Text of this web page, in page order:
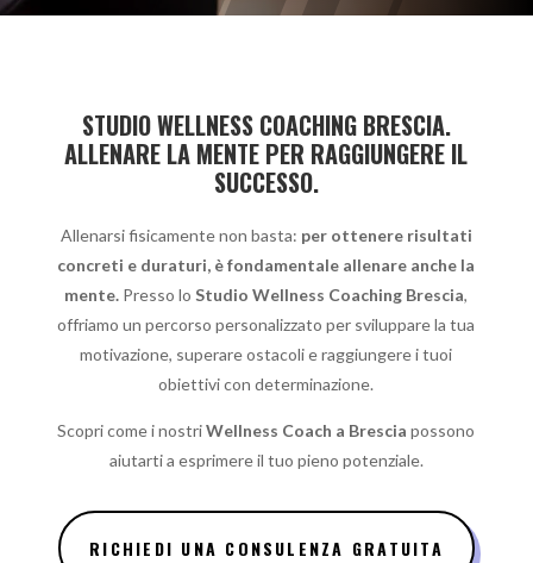
STUDIO WELLNESS COACHING BRESCIA.
ALLENARE LA MENTE PER RAGGIUNGERE IL
SUCCESSO.
Allenarsi fisicamente non basta: per ottenere risultati
concreti e duraturi, è fondamentale allenare anche la
mente. Presso lo Studio Wellness Coaching Brescia,
offriamo un percorso personalizzato per sviluppare la tua
motivazione, superare ostacoli e raggiungere i tuoi
obiettivi con determinazione.
Scopri come i nostriWellness Coach a Brescia possono
aiutarti a esprimere il tuo pieno potenziale.
RICHIEDI UNA CONSULENZA GRATUITA